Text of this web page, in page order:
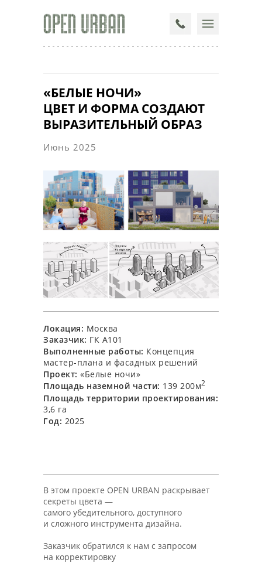
«БЕЛЫЕ НОЧИ»
ЦВЕТ И ФОРМА СОЗДАЮТ
ВЫРАЗИТЕЛЬНЫЙ ОБРАЗ
Июнь 2025
В этом проекте OPEN URBAN раскрывает
секреты цвета —
самого убедительного, доступного
и сложного инструмента дизайна.
Заказчик обратился к нам с запросом
на корректировку
Локация: Москва
Заказчик: ГК А101
Выполненные работы: Концепция
мастер-плана и фасадных решений
Проект: «Белые ночи»
Площадь наземной части: 139 200м2
Площадь территории проектирования:
3,6 га
Год: 2025